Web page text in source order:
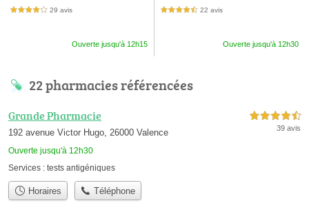
4,0 étoiles sur 5 29 avis
Ouverte jusqu'à 12h15
4,5 étoiles sur 5 22 avis
Ouverte jusqu'à 12h30
22 pharmacies référencées
Grande Pharmacie
192 avenue Victor Hugo, 26000 Valence
Ouverte jusqu'à 12h30
4,5 étoiles sur 5
39 avis
Services : tests antigéniques
Horaires Téléphone